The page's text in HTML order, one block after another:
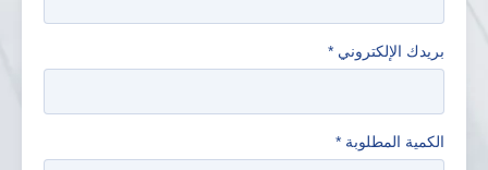
بريدك الإلكتروني *
الكمية المطلوبة *